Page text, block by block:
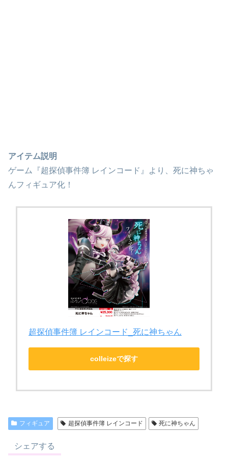
アイテム説明
ゲーム『超探偵事件簿 レインコード』より、死に神ちゃ
んフィギュア化！
超探偵事件簿 レインコード_死に神ちゃん
colleizeで探す
フィギュア 超探偵事件簿 レインコード 死に神ちゃん
シェアする